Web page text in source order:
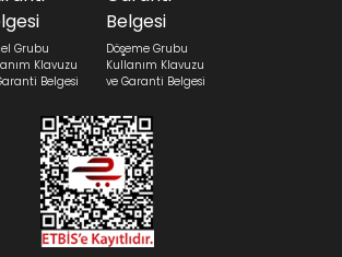
Grubu
Klavuzu
Belgesi
Döşeme Grubu
Kullanım Klavuzu
ve Garanti Belgesi